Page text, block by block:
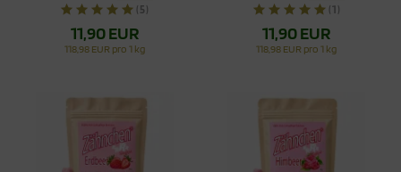
(5)
11,90 EUR
118,98 EUR pro 1 kg
(1)
11,90 EUR
118,98 EUR pro 1 kg